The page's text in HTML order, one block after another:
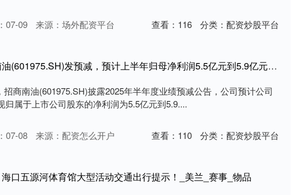
07-09 来源：场外配资平台 查看： 116 分类： 配资炒股平台
天载配资 招商南油(601975.SH)发预减，预计上半年归母净利润5.5亿元到5.9亿元，同比减少51.66%到54.93%
招商南油(601975.SH)披露2025年半年度业绩预减公告，公司预计公司
归属于上市公司股东的净利润为5.5亿元到5.9....
07-08 来源：配资怎么开户 查看： 110 分类： 配资炒股平台
口五源河体育馆大型活动交通出行提示！_美兰_赛事_物品